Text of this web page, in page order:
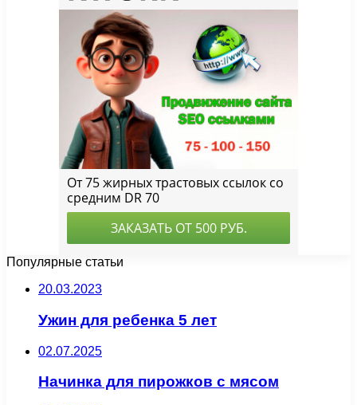
Популярные статьи
20.03.2023
Ужин для ребенка 5 лет
02.07.2025
Начинка для пирожков с мясом